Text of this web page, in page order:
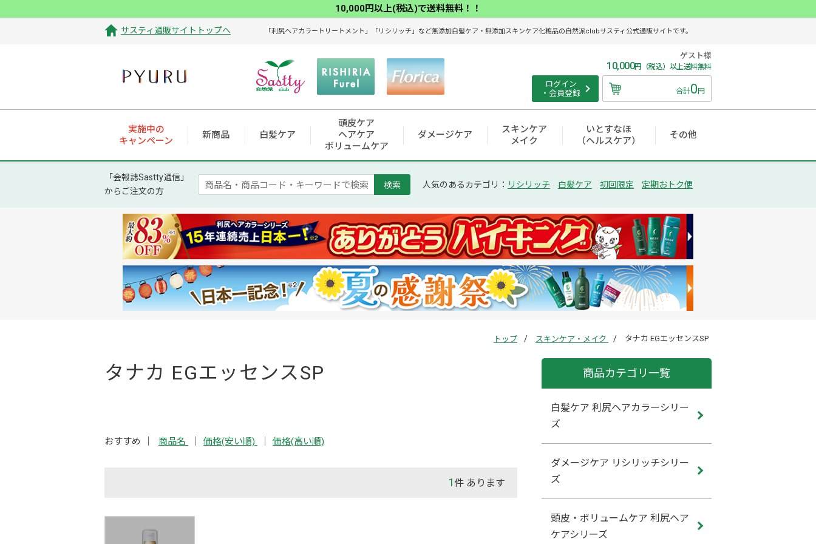
10,000円以上(税込)で送料無料！！
サスティ通販サイトトップへ 「利尻ヘアカラートリートメント」「リシリッチ」など無添加白髪ケア・無添加スキンケア化粧品の自然派clubサスティ公式通販サイトです。
ログイン
・会員登録
ゲスト様
10,000円（税込）以上送料無料
合計0円
実施中の
キャンペーン
新商品 白髪ケア
頭皮ケア
ヘアケア
ボリュームケア
ダメージケア
スキンケア
メイク
いとすなほ
（ヘルスケア）
その他
「会報誌Sastty通信」
からご注文の方
検索 人気のあるカテゴリ： リシリッチ 白髪ケア 初回限定 定期おトク便
トップ スキンケア・メイク タナカ EGエッセンスSP
タナカ EGエッセンスSP
おすすめ 商品名 価格(安い順) 価格(高い順)
1 件 あります
商品カテゴリ一覧
白髪ケア 利尻ヘアカラーシリー
ズ
ダメージケア リシリッチシリー
ズ
頭皮・ボリュームケア 利尻ヘア
ケアシリーズ